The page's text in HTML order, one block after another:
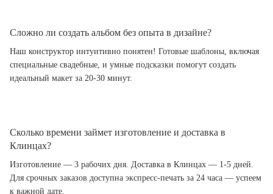
Сложно ли создать альбом без опыта в дизайне?
Наш конструктор интуитивно понятен! Готовые шаблоны, включая
специальные свадебные, и умные подсказки помогут создать
идеальный макет за 20-30 минут.
Сколько времени займет изготовление и доставка в
Клинцах?
Изготовление — 3 рабочих дня. Доставка в Клинцах — 1-5 дней.
Для срочных заказов доступна экспресс-печать за 24 часа — успеем
к важной дате.